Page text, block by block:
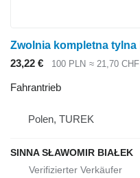
23,22 € 100 PLN ≈ 21,70 CHF
Fahrantrieb
Polen, TUREK
SINNA SŁAWOMIR BIAŁEK